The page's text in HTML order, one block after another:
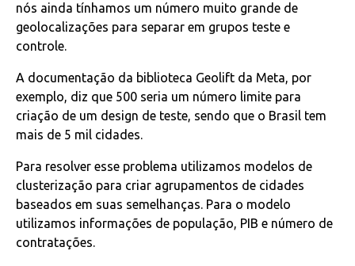
nós ainda tínhamos um número muito grande de
geolocalizações para separar em grupos teste e
controle.
A documentação da biblioteca Geolift da Meta, por
exemplo, diz que 500 seria um número limite para
criação de um design de teste, sendo que o Brasil tem
mais de 5 mil cidades.
Para resolver esse problema utilizamos modelos de
clusterização para criar agrupamentos de cidades
baseados em suas semelhanças. Para o modelo
utilizamos informações de população, PIB e número de
contratações.